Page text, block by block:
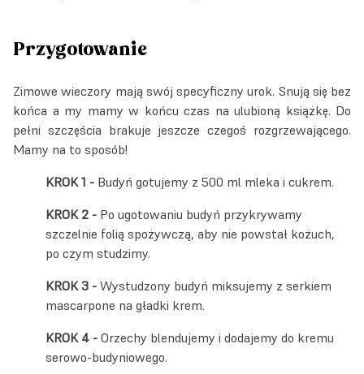
Przygotowanie
Zimowe wieczory mają swój specyficzny urok. Snują się bez
końca a my mamy w końcu czas na ulubioną książkę. Do
pełni szczęścia brakuje jeszcze czegoś rozgrzewającego.
Mamy na to sposób!
Budyń gotujemy z 500 ml mleka i cukrem.
Po ugotowaniu budyń przykrywamy
szczelnie folią spożywczą, aby nie powstał kożuch,
po czym studzimy.
Wystudzony budyń miksujemy z serkiem
mascarpone na gładki krem.
Orzechy blendujemy i dodajemy do kremu
serowo-budyniowego.